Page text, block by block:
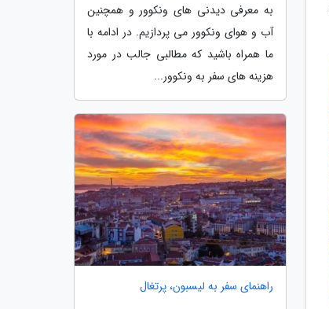
به معرفی دیدنی های ونکوور و همچنین
آب و هوای ونکوور می پردازیم. در ادامه با
ما همراه باشید که مطالبی جالب در مورد
هزینه های سفر به ونکوور...
راهنمای سفر به لیسبون، پرتغال